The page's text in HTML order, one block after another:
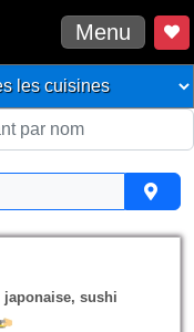
Menu
sushi